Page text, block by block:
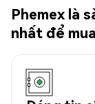
Phemex là
nhất để